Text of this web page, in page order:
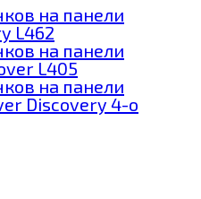
на панели
L462
на панели
L405
на панели
Discovery 4-о